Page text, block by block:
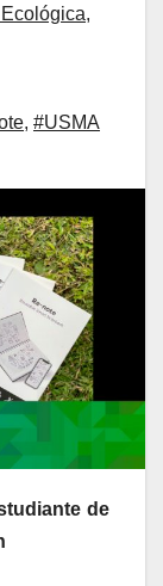
,
, #USMA
de